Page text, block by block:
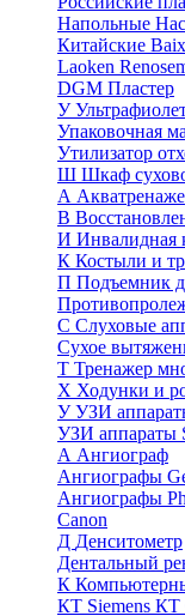
Напольные
Китайские
Laoken
DGM Пластер
У
Упаковочная
Утилизатор
Ш Шкаф
А
В
И Инвалидная
К Костыли и
П Подъемник
С Слуховые
Сухое
Т Тренажер
Х Ходунки и
УУЗИ
УЗИ аппараты
А Ангиограф
Ангиографы
Ангиографы
Canon
Д Денситометр
Дентальный
К
КТ Siemens КТ